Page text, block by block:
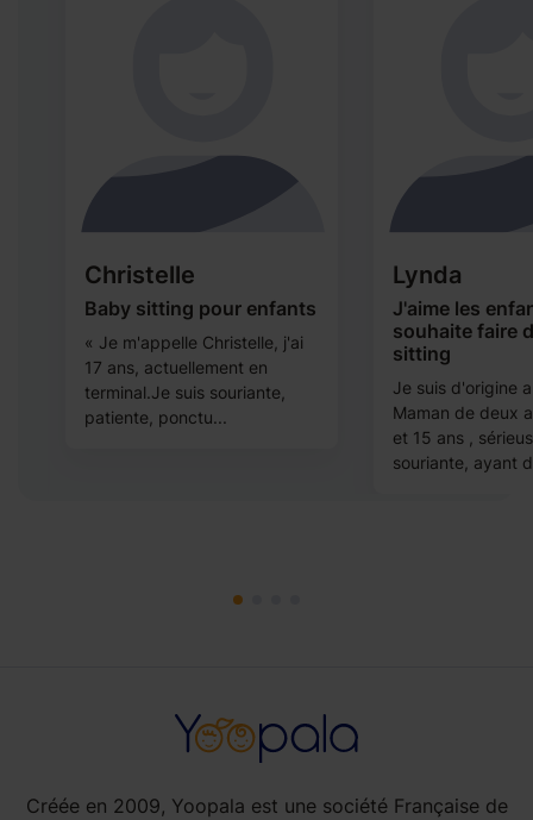
Christelle
Baby sitting pour enfants
« Je m'appelle Christelle, j'ai
17 ans, actuellement en
terminal.Je suis souriante,
patiente, ponctu...
Lynda
J'aime les
souhaite faire
sitting
Je suis d'origine
Maman de deux
et 15 ans ,
souriante, ayant
Créée en 2009, Yoopala est une société Française de